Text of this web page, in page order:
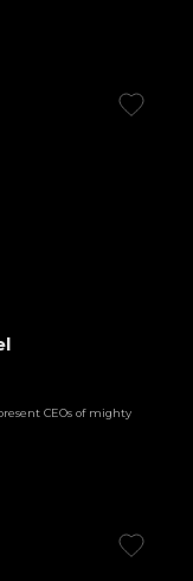
CEOs of mighty